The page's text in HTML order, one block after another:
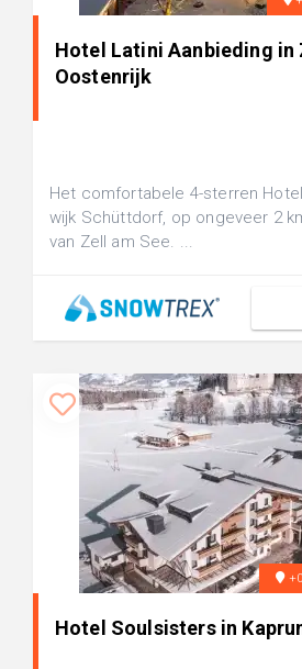
Hotel Latini Aanbieding in
Oostenrijk
Het comfortabele 4-sterren
wijk Schüttdorf, op ongeveer 2
van Zell am See. ...
Hotel Soulsisters in